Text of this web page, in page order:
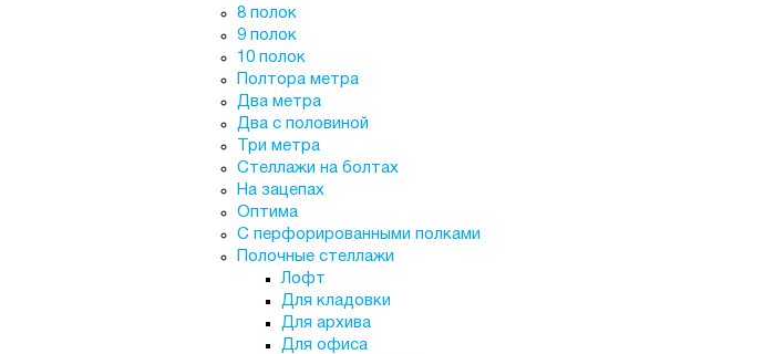
8 полок
9 полок
10 полок
Полтора метра
Два метра
Два с половиной
Три метра
Стеллажи на болтах
На зацепах
Оптима
С перфорированными полками
Полочные стеллажи
Лофт
Для кладовки
Для архива
Для офиса